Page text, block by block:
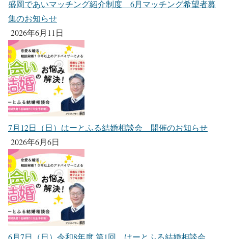
盛岡であいマッチング紹介制度 6月マッチング希望者募
集のお知らせ
2026年6月11日
7月12日（日）はーとふる結婚相談会 開催のお知らせ
2026年6月6日
6月7日（日）令和8年度 第1回 はーとふる結婚相談会